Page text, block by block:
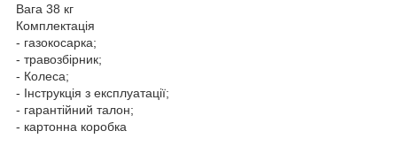
Вага 38 кг
Комплектація
- газокосарка;
- травозбірник;
- Колеса;
- Інструкція з експлуатації;
- гарантійний талон;
- картонна коробка